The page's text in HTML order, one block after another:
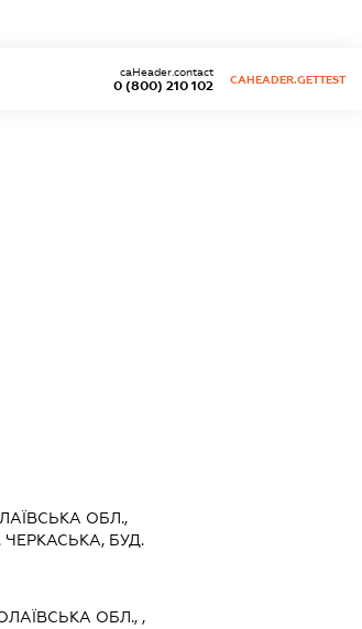
0 (800) 210 102
caHeader.contact
CAHEADER.GETTEST
ОБЛ.,
БУД.
ОБЛ., ,